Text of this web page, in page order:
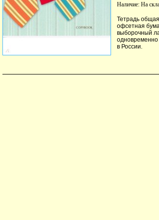
Наличие: На
Тетрадь
офсетная
выборочный
в России.